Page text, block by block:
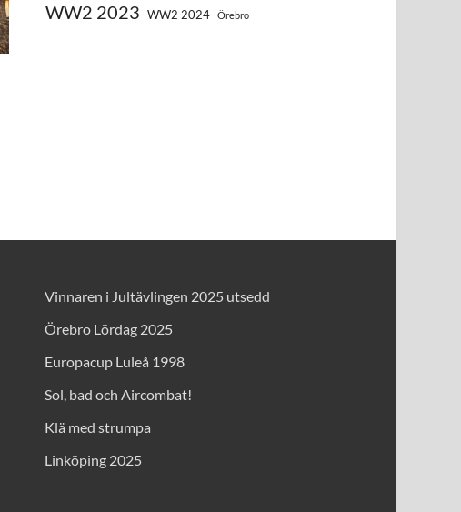
WW2 2023 WW2 2024 Örebro
Vinnaren i Jultävlingen 2025 utsedd
Örebro Lördag 2025
Europacup Luleå 1998
Sol, bad och Aircombat!
Klä med strumpa
Linköping 2025